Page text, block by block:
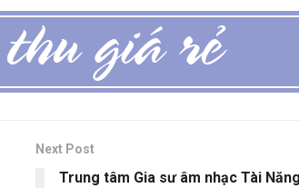
Next Post
Trung tâm Gia sư âm nhạc Tài